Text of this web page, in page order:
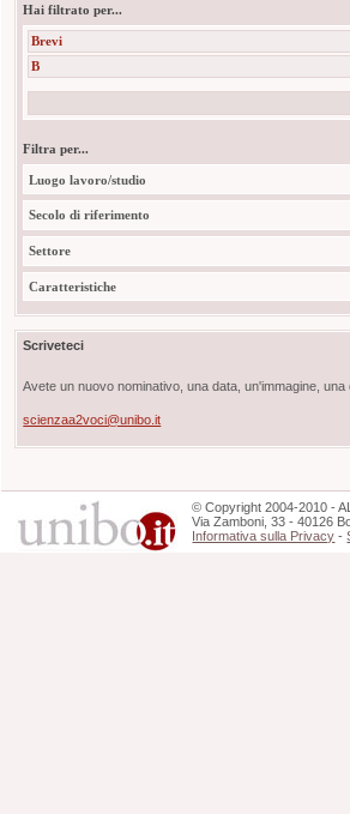
Hai filtrato per...
Brevi
B
Filtra per...
Luogo lavoro/studio
Secolo di riferimento
Settore
Caratteristiche
Scriveteci
Avete un nuovo nominativo, una data, un'immagine,
scienzaa2voci@unibo.it
©Copyright 2004-2010 -
Via Zamboni, 33 - 40126
Informativa sulla Privacy -